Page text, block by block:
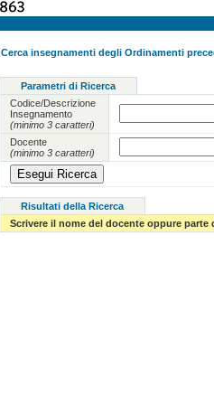
Cerca insegnamenti degli Ordinamenti
Parametri di Ricerca
Codice/Descrizione
Insegnamento
(minimo 3 caratteri)
Docente
(minimo 3 caratteri)
Risultati della Ricerca
Scrivere il nome del docente oppure